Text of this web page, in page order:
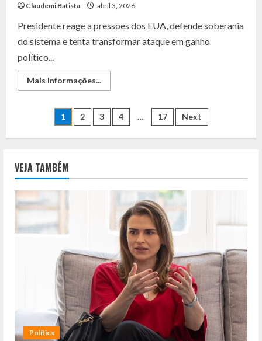
Claudemi Batista abril 3, 2026
Presidente reage a pressões dos EUA, defende soberania
do sistema e tenta transformar ataque em ganho
político...
Mais Informações...
more
de
Trump
ao
PIX
eleições
Paginação
de
posts
1 2 3 4 … 17 Next
VEJA TAMBÉM
Política